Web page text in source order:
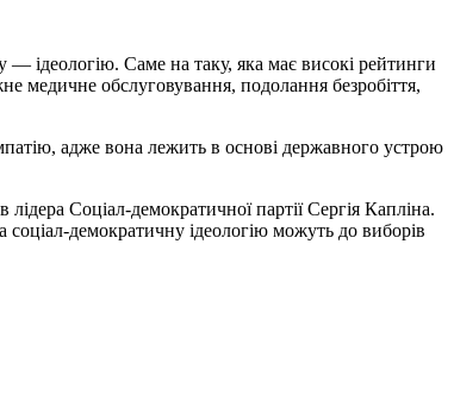
— ідеологію. Саме на таку, яка має високі рейтинги
медичне обслуговування, подолання безробіття,
адже вона лежить в основі державного устрою
Соціал-демократичної партії Сергія Капліна.
демократичну ідеологію можуть до виборів